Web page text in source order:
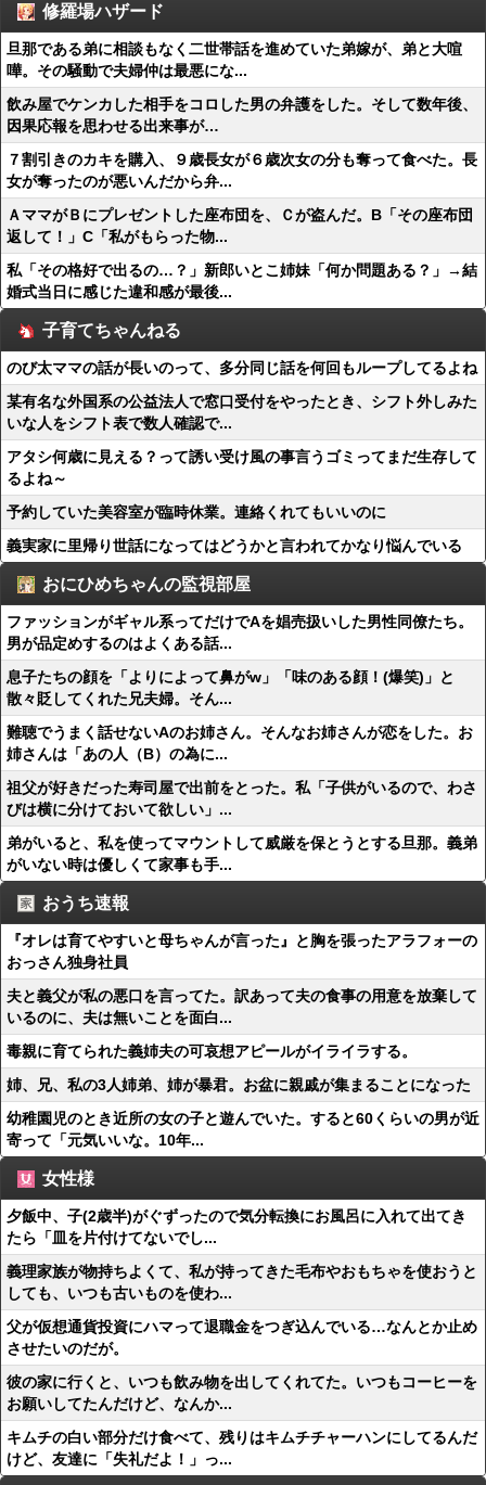
修羅場ハザード
旦那である弟に相談もなく二世帯話を進めていた弟嫁が、弟と大喧
嘩。その騒動で夫婦仲は最悪にな...
飲み屋でケンカした相手をコロした男の弁護をした。そして数年後、
因果応報を思わせる出来事が…
７割引きのカキを購入、９歳長女が６歳次女の分も奪って食べた。長
女が奪ったのが悪いんだから弁...
ＡママがＢにプレゼントした座布団を、Ｃが盗んだ。B「その座布団
返して！」C「私がもらった物...
私「その格好で出るの…？」新郎いとこ姉妹「何か問題ある？」→結
婚式当日に感じた違和感が最後...
子育てちゃんねる
のび太ママの話が長いのって、多分同じ話を何回もループしてるよね
某有名な外国系の公益法人で窓口受付をやったとき、シフト外しみた
いな人をシフト表で数人確認で...
アタシ何歳に見える？って誘い受け風の事言うゴミってまだ生存して
るよね～
予約していた美容室が臨時休業。連絡くれてもいいのに
義実家に里帰り世話になってはどうかと言われてかなり悩んでいる
おにひめちゃんの監視部屋
ファッションがギャル系ってだけでAを娼売扱いした男性同僚たち。
男が品定めするのはよくある話...
息子たちの顔を「よりによって鼻がw」「味のある顔！(爆笑)」と
散々貶してくれた兄夫婦。そん...
難聴でうまく話せないAのお姉さん。そんなお姉さんが恋をした。お
姉さんは「あの人（B）の為に...
祖父が好きだった寿司屋で出前をとった。私「子供がいるので、わさ
びは横に分けておいて欲しい」...
弟がいると、私を使ってマウントして威厳を保とうとする旦那。義弟
がいない時は優しくて家事も手...
おうち速報
『オレは育てやすいと母ちゃんが言った』と胸を張ったアラフォーの
おっさん独身社員
夫と義父が私の悪口を言ってた。訳あって夫の食事の用意を放棄して
いるのに、夫は無いことを面白...
毒親に育てられた義姉夫の可哀想アピールがイライラする。
姉、兄、私の3人姉弟、姉が暴君。お盆に親戚が集まることになった
幼稚園児のとき近所の女の子と遊んでいた。すると60くらいの男が近
寄って「元気いいな。10年...
女性様
夕飯中、子(2歳半)がぐずったので気分転換にお風呂に入れて出てき
たら「皿を片付けてないでし...
義理家族が物持ちよくて、私が持ってきた毛布やおもちゃを使おうと
しても、いつも古いものを使わ...
父が仮想通貨投資にハマって退職金をつぎ込んでいる…なんとか止め
させたいのだが。
彼の家に行くと、いつも飲み物を出してくれてた。いつもコーヒーを
お願いしてたんだけど、なんか...
キムチの白い部分だけ食べて、残りはキムチチャーハンにしてるんだ
けど、友達に「失礼だよ！」っ...